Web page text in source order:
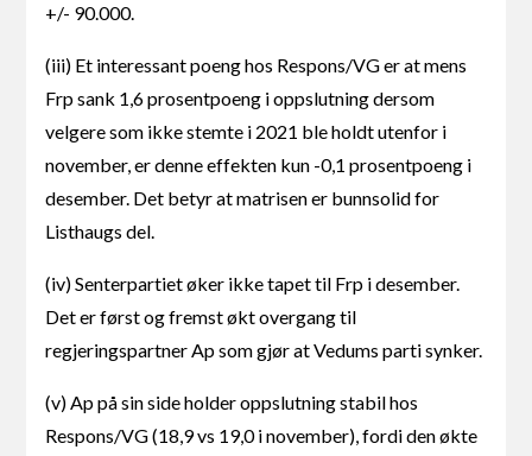
+/- 90.000.
(iii) Et interessant poeng hos Respons/VG er at mens
Frp sank 1,6 prosentpoeng i oppslutning dersom
velgere som ikke stemte i 2021 ble holdt utenfor i
november, er denne effekten kun -0,1 prosentpoeng i
desember. Det betyr at matrisen er bunnsolid for
Listhaugs del.
(iv) Senterpartiet øker ikke tapet til Frp i desember.
Det er først og fremst økt overgang til
regjeringspartner Ap som gjør at Vedums parti synker.
(v) Ap på sin side holder oppslutning stabil hos
Respons/VG (18,9 vs 19,0 i november), fordi den økte